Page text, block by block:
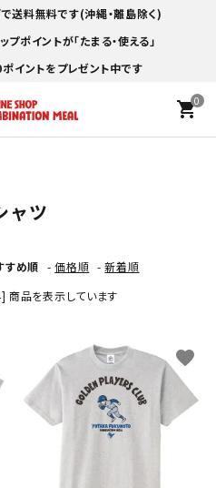
送料無料です(沖縄・離島除く)
ポイントが「たまる・使える」
イントをプレゼント中です
0
shopping_cart
ャツ
すめ順 -価格順 -新着順
品を表示しています
favorite